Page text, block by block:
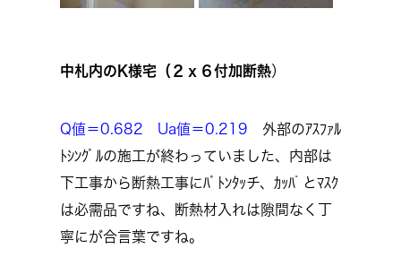
中札内のK様宅（２ｘ６付加断熱）
Q値＝0.682 Ua値＝0.219 外部のｱｽﾌｧﾙ
ﾄｼﾝｸﾞﾙの施工が終わっていました、内部は
下工事から断熱工事にﾊﾞﾄﾝﾀｯチ、ｶｯﾊﾟとﾏｽｸ
は必需品ですね、断熱材入れは隙間なく丁
寧にが合言葉ですね。